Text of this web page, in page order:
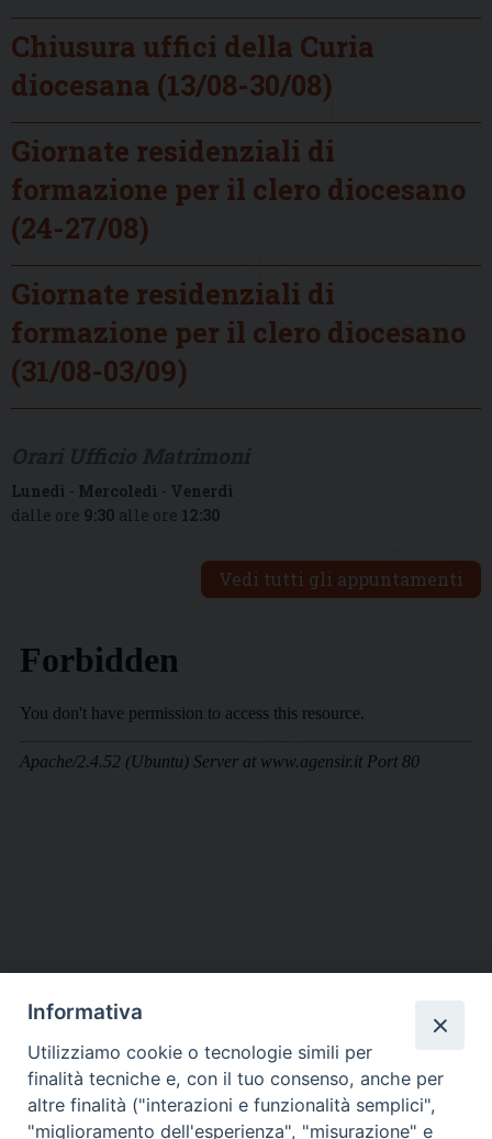
Chiusura uffici della Curia
diocesana (13/08-30/08)
Giornate residenziali di
formazione per il clero diocesano
(24-27/08)
Giornate residenziali di
formazione per il clero diocesano
(31/08-03/09)
Lunedì - Mercoledì - Venerdì
dalle ore 9:30 alle ore 12:30
Vedi tutti gli appuntamenti
DIOCESI SUBURBICARIA DI ALBANO
Contatti:Tel.: 06.93268401 - Fax.: 06.9323844
E-mail:curia@diocesidialbano.it
Informativa
Utilizziamo cookie o tecnologie simili per
finalità tecniche e, con il tuo consenso, anche per
altre finalità ("interazioni e funzionalità semplici",
"miglioramento dell'esperienza", "misurazione" e